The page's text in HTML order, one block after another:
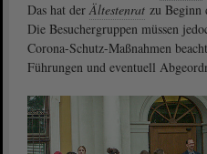
Das hat derÄltestenrat zu Beginn
Die Besuchergruppen müssen
Corona-Schutz-Maßnahmen
Führungen und eventuell